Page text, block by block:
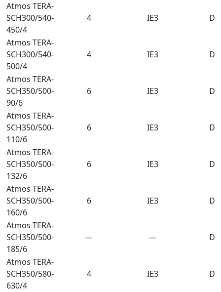
Atmos TERA-
SCH300/540-
450/4
4 IE3
Atmos TERA-
SCH300/540-
500/4
4 IE3
Atmos TERA-
SCH350/500-
90/6
6 IE3
Atmos TERA-
SCH350/500-
110/6
6 IE3
Atmos TERA-
SCH350/500-
132/6
6 IE3
Atmos TERA-
SCH350/500-
160/6
6 IE3
Atmos TERA-
SCH350/500-
185/6
— —
Atmos TERA-
SCH350/580-
630/4
4 IE3